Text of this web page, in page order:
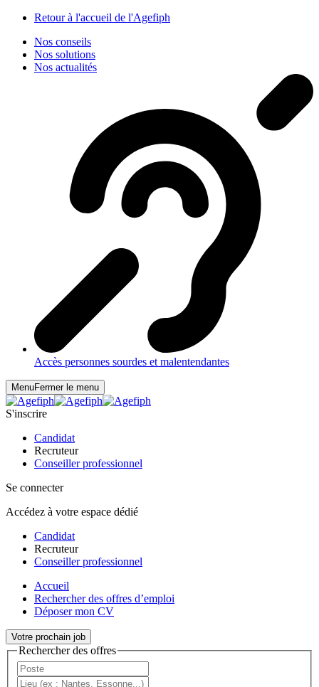
Retour à l'accueil de l'Agefiph
Nos conseils
Nos solutions
Nos actualités
Accès personnes sourdes et malentendantes
MenuFermer le menu
S'inscrire
Candidat
Recruteur
Conseiller professionnel
Se connecter
Accédez à votre espace dédié
Candidat
Recruteur
Conseiller professionnel
Accueil
Rechercher des offres d’emploi
Déposer mon CV
Votre prochain job
Rechercher des offres